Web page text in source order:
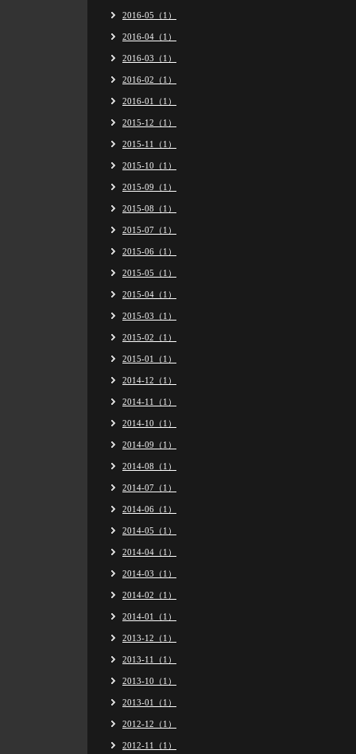
2016-05（1）
2016-04（1）
2016-03（1）
2016-02（1）
2016-01（1）
2015-12（1）
2015-11（1）
2015-10（1）
2015-09（1）
2015-08（1）
2015-07（1）
2015-06（1）
2015-05（1）
2015-04（1）
2015-03（1）
2015-02（1）
2015-01（1）
2014-12（1）
2014-11（1）
2014-10（1）
2014-09（1）
2014-08（1）
2014-07（1）
2014-06（1）
2014-05（1）
2014-04（1）
2014-03（1）
2014-02（1）
2014-01（1）
2013-12（1）
2013-11（1）
2013-10（1）
2013-01（1）
2012-12（1）
2012-11（1）